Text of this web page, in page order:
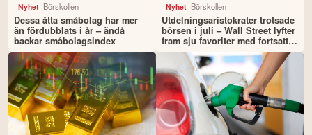
Nyhet Börskollen
Dessa åtta småbolag har mer
än fördubblats i år – ändå
backar småbolagsindex
Nyhet Börskollen
Utdelningsaristokrater trotsade
börsen i juli – Wall Street lyfter
fram sju favoriter med fortsatt
uppsida